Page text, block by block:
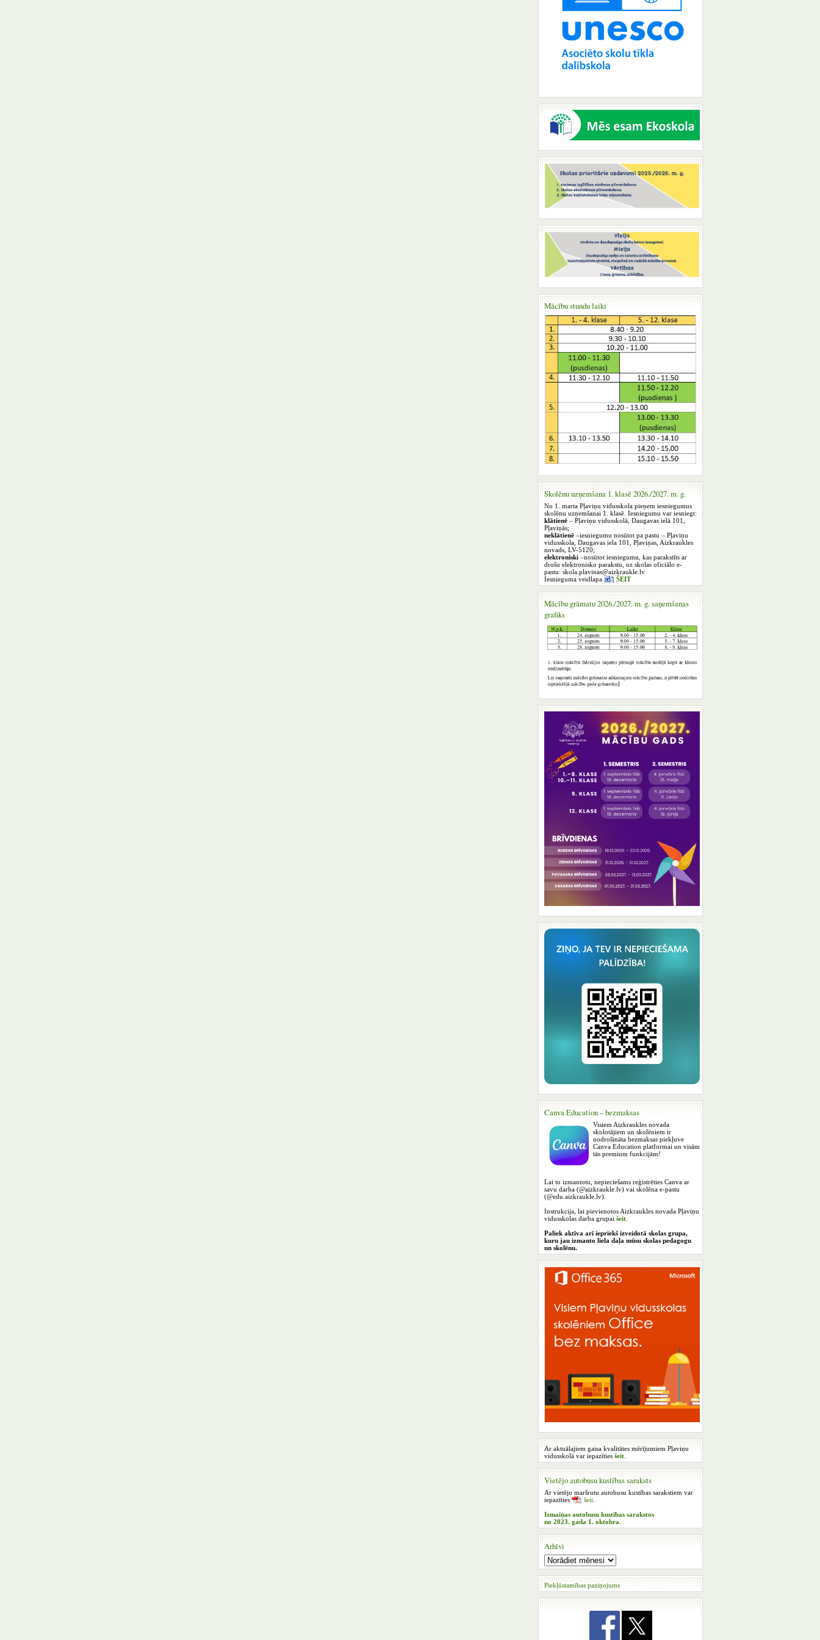
Mācību stundu laiki
Skolēnu uzņemšana 1. klasē 2026./2027. m. g.
No 1. marta Pļaviņu vidusskola pieņem iesniegumus
skolēnu uzņemšanai 1. klasē. Iesniegumu var iesniegt:
klātienē – Pļaviņu vidusskolā, Daugavas ielā 101,
Pļaviņās;
neklātienē –iesniegumu nosūtot pa pastu – Pļaviņu
vidusskola, Daugavas iela 101, Pļaviņas, Aizkraukles
novads, LV-5120;
elektroniski –nosūtot iesniegumu, kas parakstīts ar
drošu elektronisko parakstu, uz skolas oficiālo e-
pastu: skola.plavinas@aizkraukle.lv
Iesnieguma veidlapa
ŠEIT
Mācību grāmatu 2026./2027. m. g. saņemšanas
grafiks
Canva Education – bezmaksas
Visiem Aizkraukles novada
skolotājiem un skolēniem ir
nodrošināta bezmaksas piekļuve
Canva Education platformai un visām
tās premium funkcijām!
Lai to izmantotu, nepieciešams reģistrēties Canva ar
savu darba (@aizkraukle.lv) vai skolēna e-pastu
(@edu.aizkraukle.lv).
Instrukcija, lai pievienotos Aizkraukles novada Pļaviņu
vidusskolas darba grupai šeit
Paliek aktīva arī iepriekš izveidotā skolas grupa,
kuru jau izmanto liela daļa mūsu skolas pedagogu
un skolēnu.
Ar aktuālajiem gaisa kvalitātes mērījumiem Pļaviņu
vidusskolā var iepazīties šeit
Vietējo autobusu kustības saraksts
Ar vietējo maršrutu autobusu kustības sarakstiem var
iepazīties
šeit
Izmaiņas autobusu kustības sarakstos
no 2023. gada 1. oktobra
Arhīvi
Piekļūstamības paziņojums